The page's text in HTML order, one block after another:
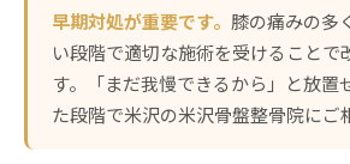
早期対処が重要です。 膝の痛みの多
い段階で適切な施術を受けることで
す。「まだ我慢できるから」と放置
た段階で米沢の米沢骨盤整骨院にご